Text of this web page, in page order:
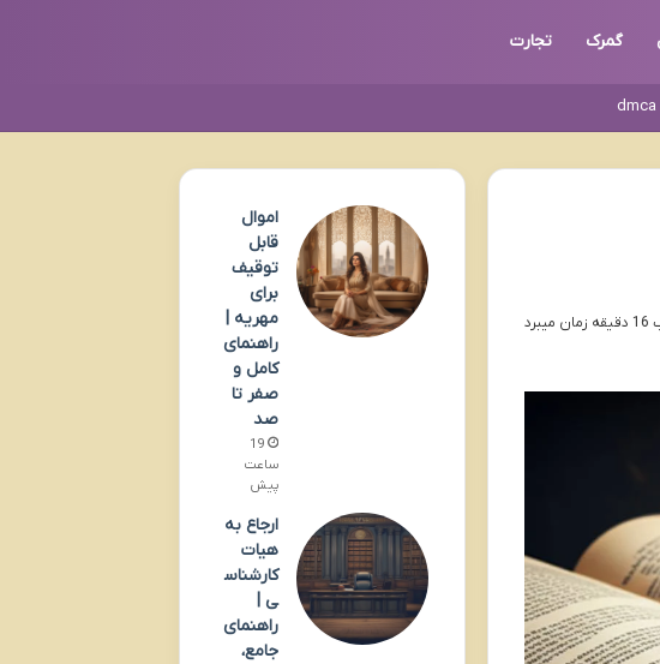
گمرک تجارت
dmca
اموال
قابل
توقیف
برای
مهریه |
راهنمای
کامل و
صفر تا
صد
19
ساعت
پیش
ارجاع به
هیات
کارشناس
ی |
راهنمای
جامع،